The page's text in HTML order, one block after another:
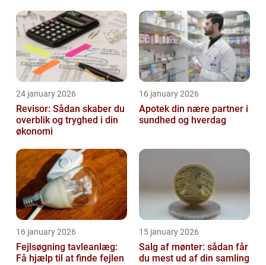
24 january 2026
Revisor: Sådan skaber du
overblik og tryghed i din
økonomi
16 january 2026
Apotek din nære partner i
sundhed og hverdag
16 january 2026
Fejlsøgning tavleanlæg:
Få hjælp til at finde fejlen
15 january 2026
Salg af mønter: sådan får
du mest ud af din samling